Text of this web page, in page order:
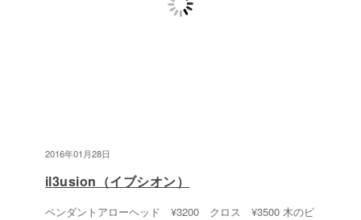
2016年01月28日
il3usion（イブシオン）
ペンダントアローヘッド ¥3200 クロス ¥3500 木のピ